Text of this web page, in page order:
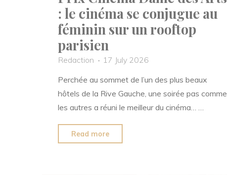
: le cinéma se conjugue au
féminin sur un rooftop
parisien
Redaction
17 July 2026
Perchée au sommet de l’un des plus beaux
hôtels de la Rive Gauche, une soirée pas comme
les autres a réuni le meilleur du cinéma… …
Read more